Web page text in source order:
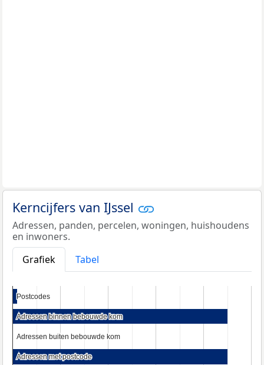
Kerncijfers van IJssel
Adressen, panden, percelen, woningen, huishoudens
en inwoners.
Grafiek
Tabel
Postcodes
Postcodes
Adressen binnen bebouwde kom
Adressen binnen bebouwde kom
Adressen buiten bebouwde kom
Adressen buiten bebouwde kom
Adressen met postcode
Adressen met postcode